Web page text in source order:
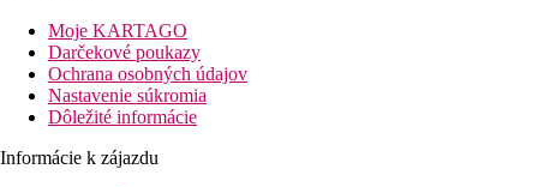
Lefkády cca 12 km od hotela.
Popis hotelu
Vstupná hala s recepciou, bar, reštaurácia. Vonku bazén, terasa
na slnenie, lehátka a slnečníky zadarmo.
Popis izby
Moje KARTAGO
Darčekové poukazy
Ochrana osobných údajov
Nastavenie súkromia
Dôležité informácie
Informácie k zájazdu